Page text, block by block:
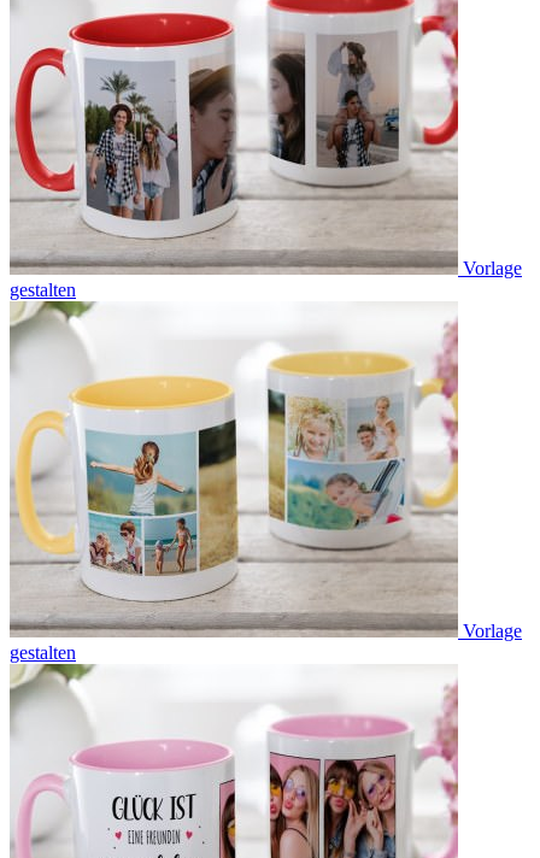
Vorlage
gestalten
Vorlage
gestalten